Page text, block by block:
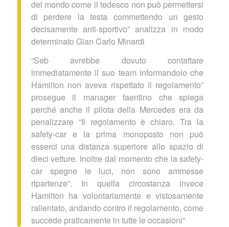
del mondo come il tedesco non può permettersi
di perdere la testa commettendo un gesto
decisamente anti-sportivo” analizza in modo
determinato Gian Carlo Minardi
“Seb avrebbe dovuto contattare
immediatamente il suo team informandolo che
Hamilton non aveva rispettato il regolamento”
prosegue il manager faentino che spiega
perché anche il pilota della Mercedes era da
penalizzare “Il regolamento è chiaro. Tra la
safety-car e la prima monoposto non può
esserci una distanza superiore allo spazio di
dieci vetture. Inoltre dal momento che la safety-
car spegne le luci, non sono ammesse
ripartenze”. In quella circostanza invece
Hamilton ha volontariamente e vistosamente
rallentato, andando contro il regolamento, come
succede praticamente in tutte le occasioni”